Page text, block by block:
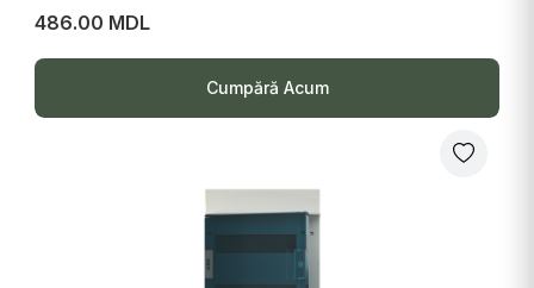
486.00 MDL
Cumpără Acum